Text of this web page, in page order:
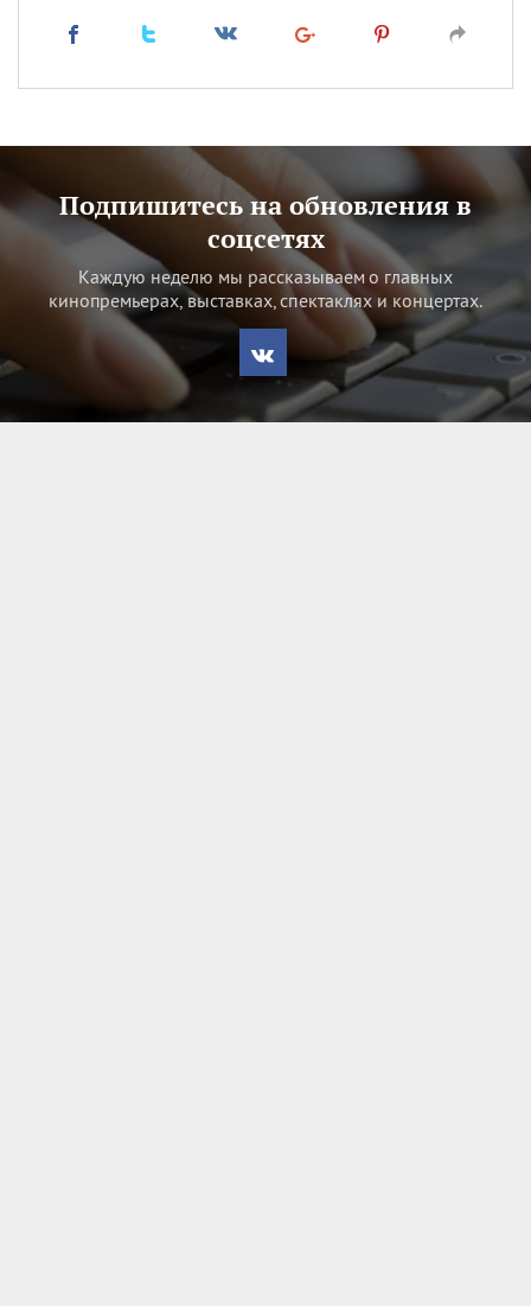
Подпишитесь на обновления в
соцсетях
Каждую неделю мы рассказываем о главных
кинопремьерах, выставках, спектаклях и концертах.